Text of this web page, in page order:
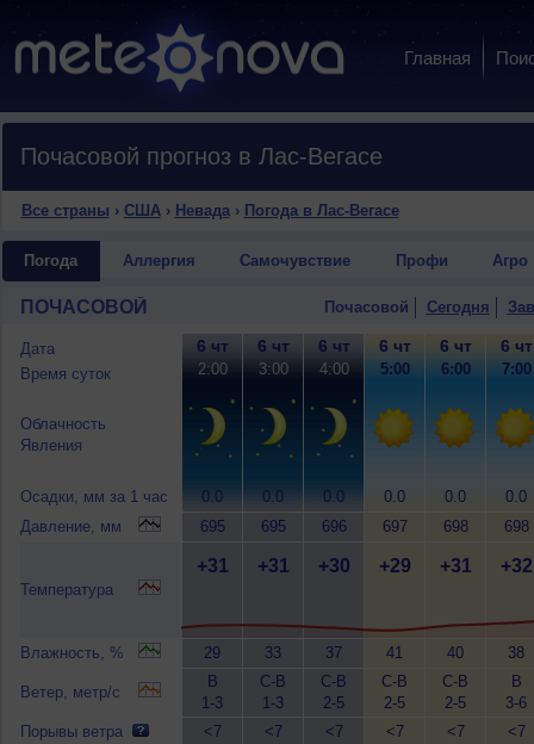
Главная
Почасовой прогноз в Лас-Вегасе
Все страны › США› Невада› Погода в Лас-Вегасе
Погода Аллергия Самочувствие Профи Агро
ПОЧАСОВОЙ Почасовой Сегодня
Дата
Время суток
Облачность
Явления
Осадки, мм за 1 час
Давление, мм
Температура
Влажность, %
Ветер, метр/с
Порывы ветра
6 чт
2:00
0.0
695
+31
29
В
1-3
<7
6 чт
3:00
0.0
695
+31
33
С-В
1-3
<7
6 чт
4:00
0.0
696
+30
37
С-В
2-5
<7
6 чт
5:00
0.0
697
+29
41
С-В
2-5
<7
6 чт
6:00
0.0
698
+31
40
С-В
2-5
<7
6 чт
7:00
0.0
698
+32
38
В
3-6
<7